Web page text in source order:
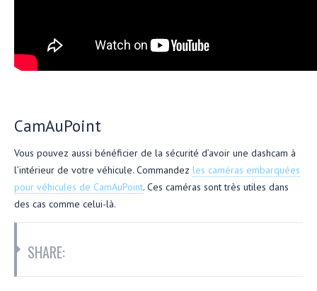
CamAuPoint
Vous pouvez aussi bénéficier de la sécurité d’avoir une dashcam à
l’intérieur de votre véhicule. Commandez les caméras embarquées
pour véhicules de CamAuPoint. Ces caméras sont très utiles dans
des cas comme celui-là.
SHARE: